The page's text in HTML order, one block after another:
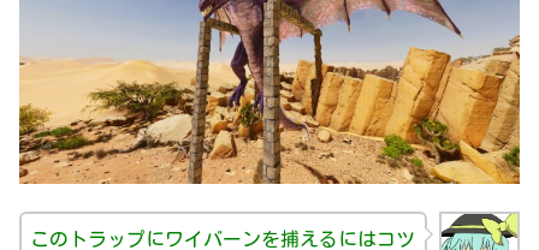
このトラップにワイバーンを捕えるにはコツ